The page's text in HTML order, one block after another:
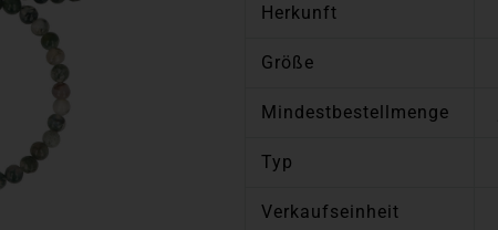
Herkunft
Größe
Mindestbestellmenge
Typ
Verkaufseinheit